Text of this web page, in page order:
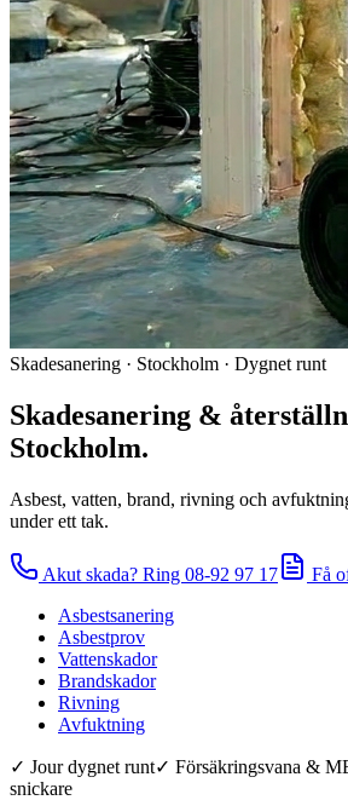
Skadesanering · Stockholm · Dygnet runt
Skadesanering &
Stockholm.
Asbest, vatten, brand, rivning och
under ett tak.
Akut skada? Ring 08-92 97 17
Få
Asbestsanering
Asbestprov
Vattenskador
Brandskador
Rivning
Avfuktning
✓ Jour dygnet runt✓ Försäkringsvana &
snickare